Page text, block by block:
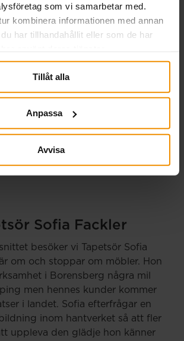
som vi samarbetar med.
kombinera informationen med annan
har tillhandahållit eller som de har
Tillåt alla
Anpassa
Avvisa
Sofia Fackler
besöker vi Tapetsör Sofia
om och stoppar om möbler. Hon
i Borensberg några mil
men hennes kunder kommer
i landet. Sofia efterfrågar en
inom hantverket så att fler
uppleva den glädje hon känner